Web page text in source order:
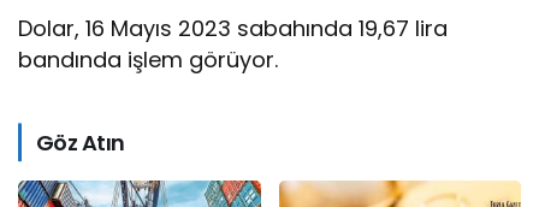
Dolar, 16 Mayıs 2023 sabahında 19,67 lira
bandında işlem görüyor.
Göz Atın